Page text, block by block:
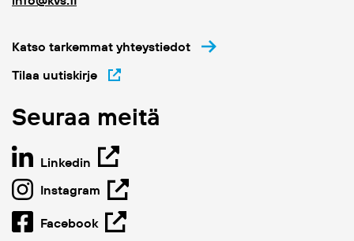
Katso tarkemmat yhteystiedot
Tilaa uutiskirje
Seuraa meitä
Linkedin
Instagram
Facebook